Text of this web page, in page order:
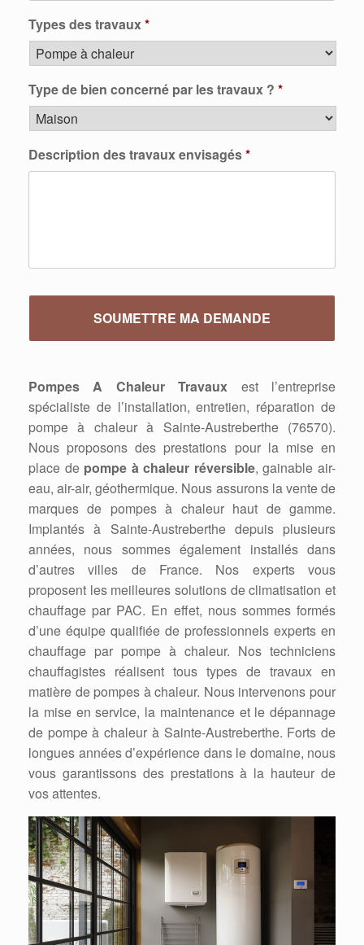
Types des travaux*
Type de bien concerné par les travaux ? *
Description des travaux envisagés*
Pompes A Chaleur Travaux est l’entreprise
spécialiste de l’installation, entretien, réparation de
pompe à chaleur à Sainte-Austreberthe (76570).
Nous proposons des prestations pour la mise en
place de pompe à chaleur réversible, gainable air-
eau, air-air, géothermique. Nous assurons la vente de
marques de pompes à chaleur haut de gamme.
Implantés à Sainte-Austreberthe depuis plusieurs
années, nous sommes également installés dans
d’autres villes de France. Nos experts vous
proposent les meilleures solutions de climatisation et
chauffage par PAC. En effet, nous sommes formés
d’une équipe qualifiée de professionnels experts en
chauffage par pompe à chaleur. Nos techniciens
chauffagistes réalisent tous types de travaux en
matière de pompes à chaleur. Nous intervenons pour
la mise en service, la maintenance et le dépannage
de pompe à chaleur à Sainte-Austreberthe. Forts de
longues années d’expérience dans le domaine, nous
vous garantissons des prestations à la hauteur de
vos attentes.